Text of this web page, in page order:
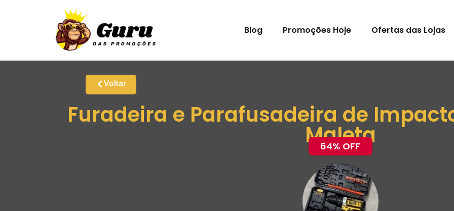
Blog Promoções Hoje Ofertas das Lojas
Voltar
Furadeira e Parafusadeira de
Maleta
64% OFF